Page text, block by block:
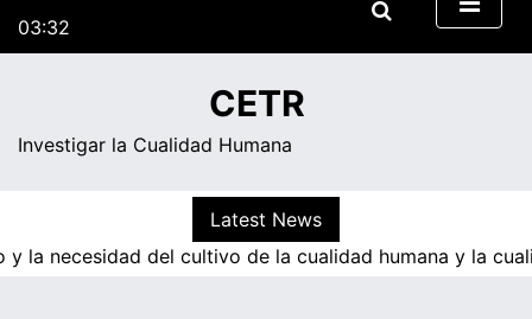
Divendres
CETR
Investigar la Cualidad Humana
Latest News
del cultivo de la cualidad humana y la